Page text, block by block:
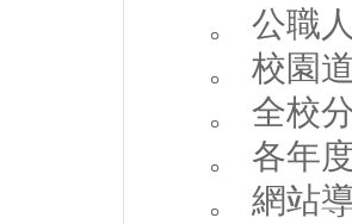
。 公職
。 校園
。 全校
。 各年
。 網站